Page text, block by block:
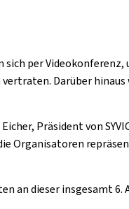
per Videokonferenz,
Darüber
Präsident von
Organisatoren
an dieser insgesamt 6.